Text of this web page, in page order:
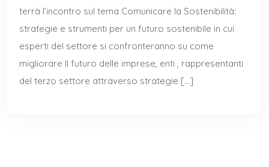
terrà l’incontro sul tema Comunicare la Sostenibilità:
strategie e strumenti per un futuro sostenibile in cui
esperti del settore si confronteranno su come
migliorare Il futuro delle imprese, enti , rappresentanti
del terzo settore attraverso strategie […]